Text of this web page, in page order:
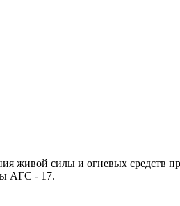
живой силы и огневых средств
АГС - 17.